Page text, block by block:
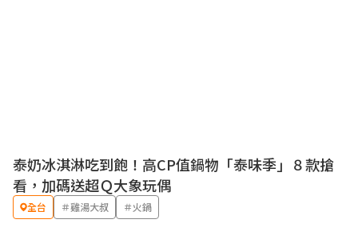
優惠
泰奶冰淇淋吃到飽！高CP值鍋物「泰味季」８款搶
看，加碼送超Ｑ大象玩偶
全台 ＃雞湯大叔 ＃火鍋